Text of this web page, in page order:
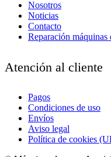
Nosotros
Noticias
Contacto
Reparación máquinas
Atención al cliente
Pagos
Condiciones de uso
Envíos
Aviso legal
Política de cookies